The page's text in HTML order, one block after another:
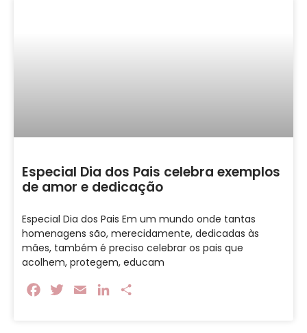
Especial Dia dos Pais celebra exemplos
de amor e dedicação
Especial Dia dos Pais Em um mundo onde tantas
homenagens são, merecidamente, dedicadas às
mães, também é preciso celebrar os pais que
acolhem, protegem, educam
FacebookTwitterEmail LinkedIn